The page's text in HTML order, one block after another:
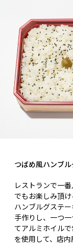
つばめ風ハンブ
レストランで一
でもお楽しみ頂
ハンブルグステ
手作りし、一つ
てアルミホイル
を使用して、店内